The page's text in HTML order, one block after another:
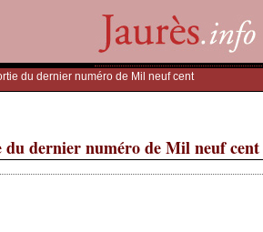
du dernier numéro de Mil neuf cent
du dernier numéro de Mil neuf cent